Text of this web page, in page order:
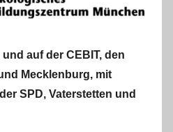
auf der CEBIT, den
Mecklenburg, mit
SPD, Vaterstetten und